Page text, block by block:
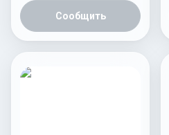
Сообщить